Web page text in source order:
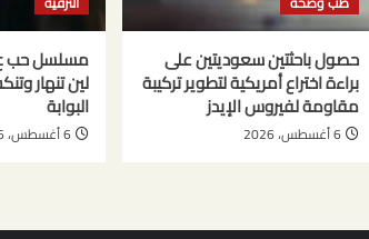
حصول باحثتين سعوديتين على
براءة اختراع أمريكية لتطوير تركيبة
مقاومة لفيروس الإيدز
6 أغسطس، 2026
لين تنهار
البوابة
6 أغسطس، 2026